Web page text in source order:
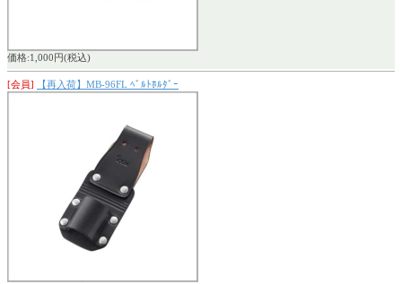
価格:1,000円(税込)
[会員] 【再入荷】MB-96FL ﾍﾞﾙﾄﾎﾙﾀﾞｰ